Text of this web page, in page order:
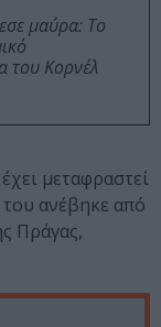
μαύρα: Το
του Κορνέλ
μεταφραστεί
ανέβηκε από
Πράγας,